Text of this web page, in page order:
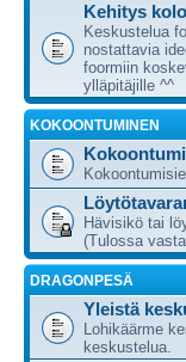
Kehitys kolo
Keskustelua
nostattavia
foormiin
ylläpitäjille ^^
KOKOONTUMINEN
Hävisikö tai
(Tulossa
DRAGONPESÄ
Yleistä
Lohikäärme
keskustelua.